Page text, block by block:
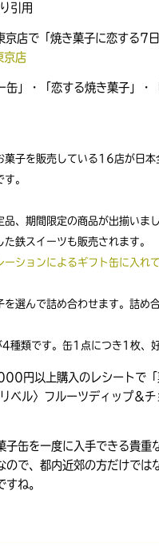
引用
店で「焼き菓子に恋する7日
京店
缶」・「恋する焼き菓子」・
菓子を販売している16店が日
。
、期間限定の商品が出揃いま
鉄スイーツも販売されます。
ションによるギフト缶に入れて
選んで詰め合わせます。詰め
種類です。缶1点につき1枚、
円以上購入のレシートで「
ベル〉フルーツディップ＆
缶を一度に入手できる貴重
ので、都内近郊の方だけでは
ね。